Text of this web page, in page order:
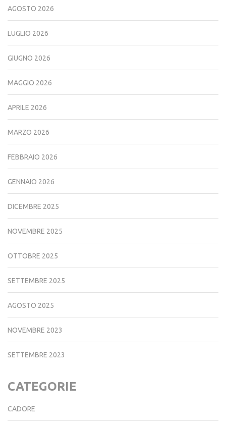
AGOSTO 2026
LUGLIO 2026
GIUGNO 2026
MAGGIO 2026
APRILE 2026
MARZO 2026
FEBBRAIO 2026
GENNAIO 2026
DICEMBRE 2025
NOVEMBRE 2025
OTTOBRE 2025
SETTEMBRE 2025
AGOSTO 2025
NOVEMBRE 2023
SETTEMBRE 2023
CATEGORIE
CADORE